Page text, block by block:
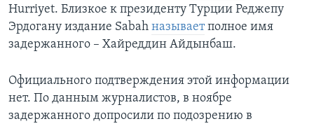
Hurriyet. Близкое к президенту Турции Реджепу
Эрдогану издание Sabah называетполное имя
задержанного – Хайреддин Айдынбаш.
Официального подтверждения этой информации
нет. По данным журналистов, в ноябре
задержанного допросили по подозрению в